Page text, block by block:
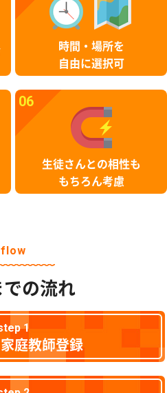
時間・場所を
自由に選択可
06
生徒さんとの相性も
もちろん考慮
flow
の流れ
1
庭教師登録